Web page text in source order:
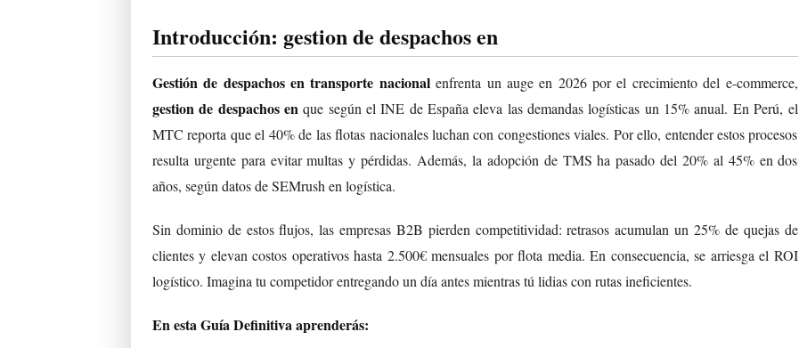
Introducción: gestion de despachos en
Gestión de despachos en transporte nacionalenfrenta un auge en 2026 por el crecimiento del e-commerce,
gestion de despachos en que según el INE de España eleva las demandas logísticas un 15% anual. En Perú, el
MTC reporta que el 40% de las flotas nacionales luchan con congestiones viales. Por ello, entender estos procesos
resulta urgente para evitar multas y pérdidas. Además, la adopción de TMS ha pasado del 20% al 45% en dos
años, según datos de SEMrush en logística.
Sin dominio de estos flujos, las empresas B2B pierden competitividad: retrasos acumulan un 25% de quejas de
clientes y elevan costos operativos hasta 2.500€ mensuales por flota media. En consecuencia, se arriesga el ROI
logístico. Imagina tu competidor entregando un día antes mientras tú lidias con rutas ineficientes.
En esta Guía Definitiva aprenderás: